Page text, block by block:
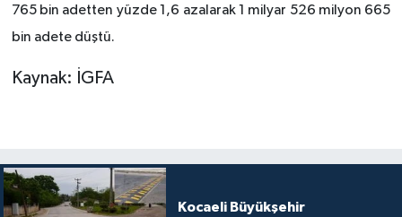
765 bin adetten yüzde 1,6 azalarak 1 milyar 526 milyon 665
bin adete düştü.
Kaynak: İGFA
Kocaeli Büyükşehir